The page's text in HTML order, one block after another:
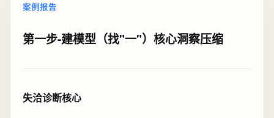
案例报告
第一步-建模型（找"一"）核心洞察压缩
失洽诊断核心